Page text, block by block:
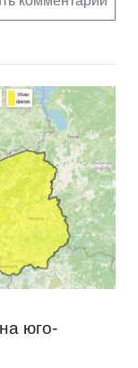
юго-